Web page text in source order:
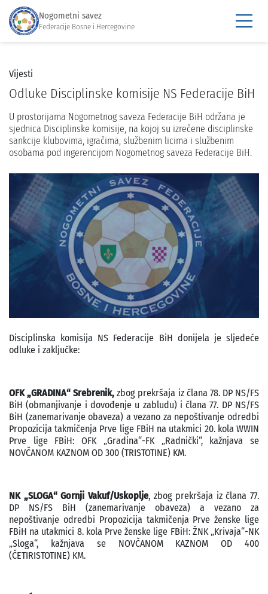
Nogometni savez
Federacije Bosne i Hercegovine
Vijesti
Odluke Disciplinske komisije NS Federacije BiH
U prostorijama Nogometnog saveza Federacije BiH održana je
sjednica Disciplinske komisije, na kojoj su izrečene disciplinske
sankcije klubovima, igračima, službenim licima i službenim
osobama pod ingerencijom Nogometnog saveza Federacije BiH.
Disciplinska komisija NS Federacije BiH donijela je sljedeće
odluke i zaključke:
OFK „GRADINA“ Srebrenik,zbog prekršaja iz člana 78. DP NS/FS
BiH (obmanjivanje i dovođenje u zabludu) i člana 77. DP NS/FS
BiH (zanemarivanje obaveza) a vezano za nepoštivanje odredbi
Propozicija takmičenja Prve lige FBiH na utakmici 20. kola WWIN
Prve lige FBiH: OFK „Gradina“-FK „Radnički“, kažnjava se
NOVČANOM KAZNOM OD 300 (TRISTOTINE) KM.
NK „SLOGA“ Gornji Vakuf/Uskoplje, zbog prekršaja iz člana 77.
DP NS/FS BiH (zanemarivanje obaveza) a vezano za
nepoštivanje odredbi Propozicija takmičenja Prve ženske lige
FBiH na utakmici 8. kola Prve ženske lige FBiH: ŽNK „Krivaja“-NK
„Sloga“, kažnjava se NOVČANOM KAZNOM OD 400
(ČETIRISTOTINE) KM.